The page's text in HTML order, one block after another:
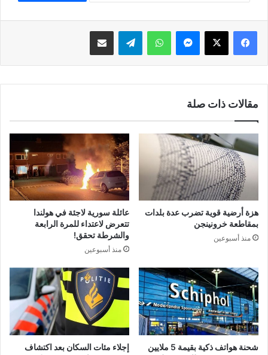
فيسبوك ‫X ماسنجر واتساب تيلقرام مشاركة عبر البريد
مقالات ذات صلة
هزة أرضية قوية تضرب عدة بلدات
بمقاطعة خرونينجن
منذ أسبوعين
عائلة سورية لاجئة في هولندا
تتعرض لاعتداء للمرة الرابعة
والشرطة تحقق!
منذ أسبوعين
شحنة هواتف ذكية بقيمة 5 ملايين
إجلاء مئات السكان بعد اكتشاف